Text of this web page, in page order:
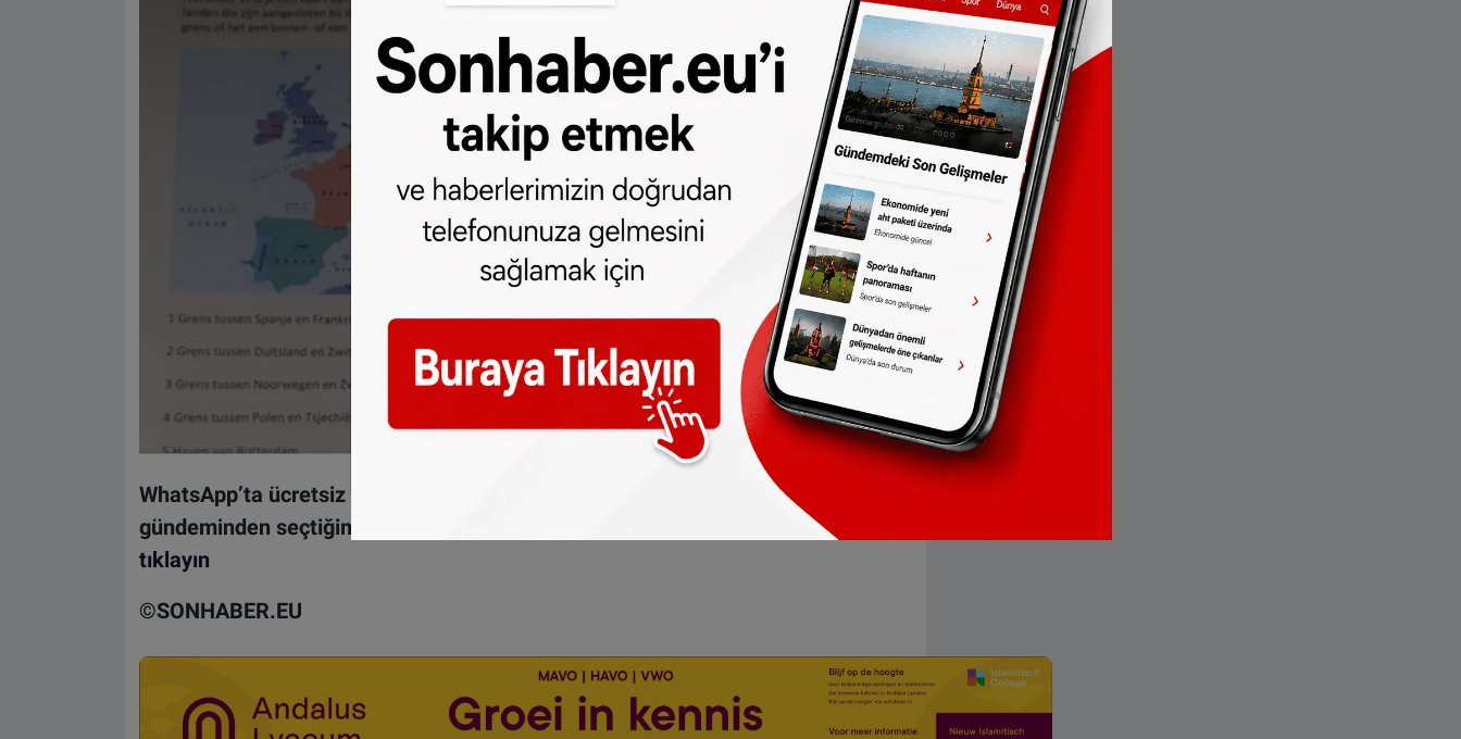
WhatsApp’ta ücretsiz bültenimize abone olun, Hollanda ve diğer Avrupa ülkeleri
gündeminden seçtiğimiz haberler her gün telefonunuza gelsin!
Abone olmak için
tıklayın
©SONHABER.EU